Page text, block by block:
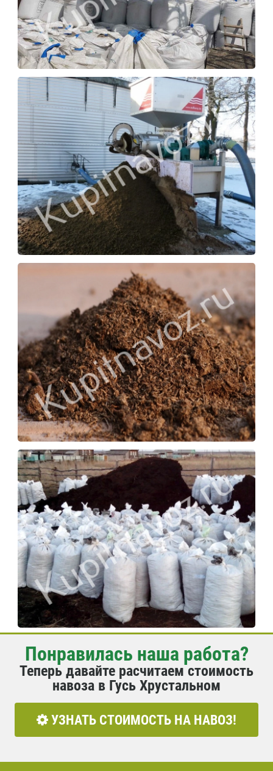
Понравилась наша работа?
Теперь давайте расчитаем стоимость
навоза в Гусь Хрустальном
УЗНАТЬ СТОИМОСТЬ НА НАВОЗ!